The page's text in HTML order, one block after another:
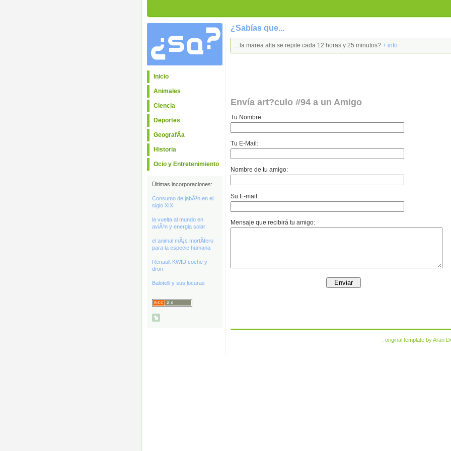
Inicio
Animales
Ciencia
Deportes
GeografÃ­a
Historia
Ocio y Entretenimiento
Últimas incorporaciones:
Consumo de jabÃ³n en el
siglo XIX
la vuelta al mundo en
aviÃ³n y energia solar
el animal mÃ¡s mortÃ­fero
para la especie humana
Renault KWID coche y
dron
Balotelli y sus locuras
¿Sabías que...
... la marea alta se repite cada 12 horas y 25 minutos? + info
Envía art?culo #94 a un Amigo
Tu Nombre:
Tu E-Mail:
Nombre de tu amigo:
Su E-mail:
Mensaje que recibirá tu amigo:
. original template byAran